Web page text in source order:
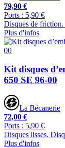
79,90 €
Ports : 5,90 €
Disques de
Plus d'infos
Kit disques
650 SE 96-00
La Bécanerie
72,00 €
Ports : 5,90 €
Disques lisses.
Plus d'infos